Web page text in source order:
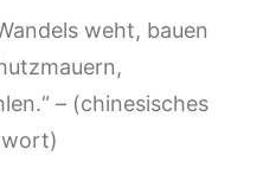
weht, bauen
– (chinesisches